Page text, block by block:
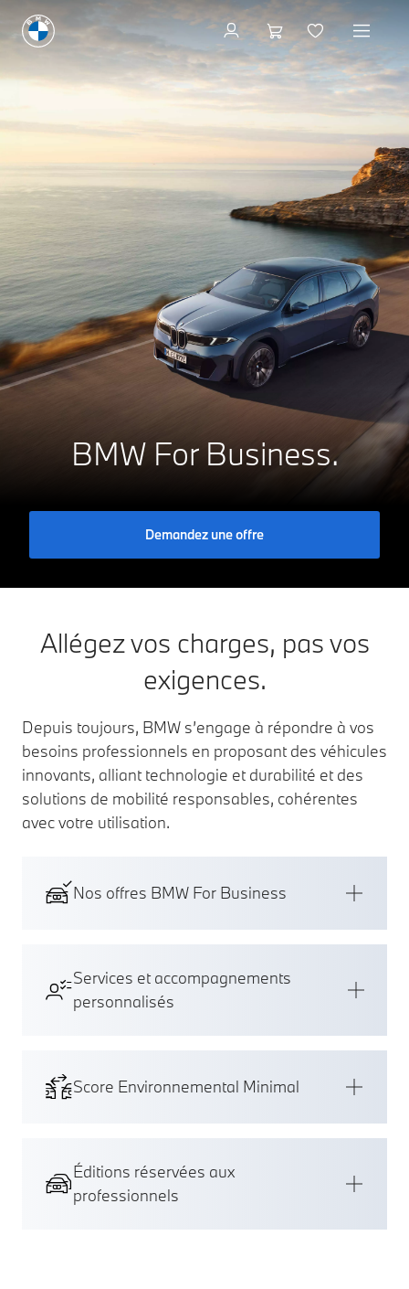
A
BMW For Business.
Demandez une offre
Allégez vos charges, pas vos
exigences.
Depuis toujours, BMW s’engage à répondre à vos
besoins professionnels en proposant des véhicules
innovants, alliant technologie et durabilité et des
solutions de mobilité responsables, cohérentes
avec votre utilisation.
Nos offres BMW For Business
Services et accompagnements
personnalisés
Score Environnemental Minimal
Éditions réservées aux
professionnels